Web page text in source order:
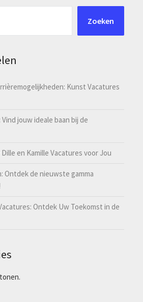
Zoeken
Kunst Vacatures
jouw ideale baan bij de
en Kamille Vacatures voor Jou
Ontdek de nieuwste gamma
Ontdek Uw Toekomst in de